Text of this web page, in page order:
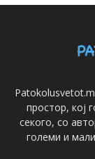
простор, кој
секого, со
големи и